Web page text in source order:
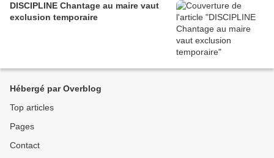
DISCIPLINE Chantage au maire vaut
exclusion temporaire
Hébergé par Overblog
Top articles
Pages
Contact